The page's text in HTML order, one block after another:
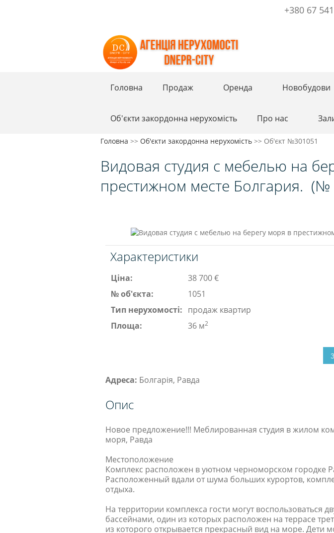
+380 67
Головна Продаж Оренда Новобудови
Об'єкти закордонна нерухомість Про нас
Головна >> Об'єкти закордонна нерухомість >> Об'єкт №301051
Видовая студия c мебелью на
престижном месте Болгария. (№
Характеристики
Ціна:
38 700 €
№ об'єкта:
1051
Тип нерухомості: продаж квартир
Площа:
36 м2
Адреса: Болгарія, Равда
Опис
Новое предложение!!! Меблированная студия в жилом
моря, Равда
Местоположение
Комплекс расположен в уютном черноморском городке
Расположенный вдали от шума больших курортов,
отдыха.
На территории комплекса гости могут воспользоваться
бассейнами, один из которых расположен на террасе
из которого открывается прекрасный вид на море. Дети